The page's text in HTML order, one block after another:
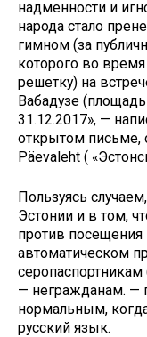
надменности и
народа стало
гимном (за
которого во
решетку) на
Вабадузе
31.12.2017», —
открытом письме,
Päevaleht (
Пользуясь
Эстонии и в том,
против
автоматическом
— негражданам. —
нормальным,
русский язык.